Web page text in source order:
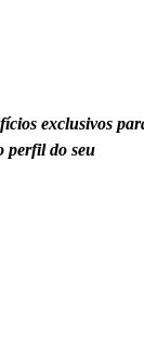
exclusivos
perfil do seu